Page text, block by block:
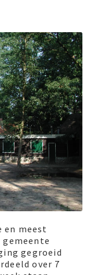
en meest
gegroeid
over 7